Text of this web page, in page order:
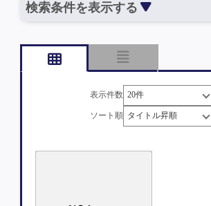
検索条件を表示する
表示件数
ソート順